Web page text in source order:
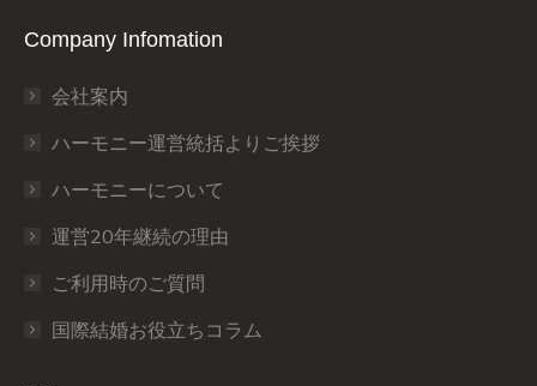
opens
new
window
opens
new
window
opens
new
window
opens
window
opens
window
opens
window
Company Infomation
会社案内
ハーモニー運営統括よりご挨拶
ハーモニーについて
運営20年継続の理由
ご利用時のご質問
国際結婚お役立ちコラム